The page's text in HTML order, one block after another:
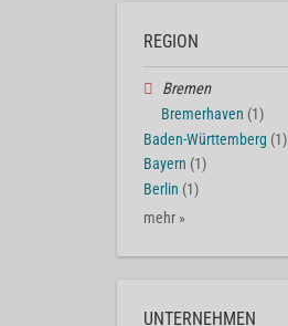
REGION
Bremen
Bremerhaven (1)
Baden-Württemberg (1)
Bayern (1)
Berlin (1)
mehr »
UNTERNEHMEN